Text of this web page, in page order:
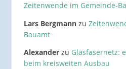
Zeitenwende im Gemeinde-
Lars Bergmannzu
Bauamt
Alexanderzu Glasfasernetz:
beim kreisweiten Ausbau